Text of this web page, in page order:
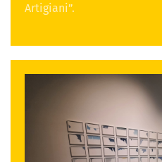
Artigiani”.